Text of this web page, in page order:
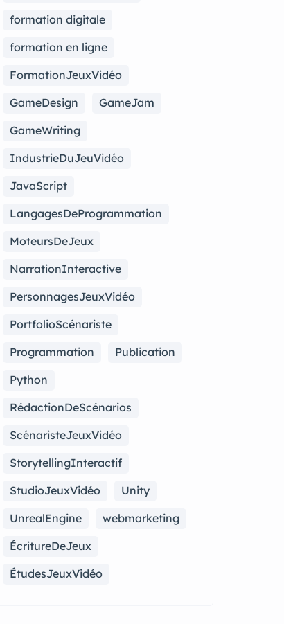
formation digitale
formation en ligne
FormationJeuxVidéo
GameDesign
GameJam
GameWriting
IndustrieDuJeuVidéo
JavaScript
LangagesDeProgrammation
MoteursDeJeux
NarrationInteractive
PersonnagesJeuxVidéo
PortfolioScénariste
Programmation
Publication
Python
RédactionDeScénarios
ScénaristeJeuxVidéo
StorytellingInteractif
StudioJeuxVidéo
Unity
UnrealEngine
webmarketing
ÉcritureDeJeux
ÉtudesJeuxVidéo